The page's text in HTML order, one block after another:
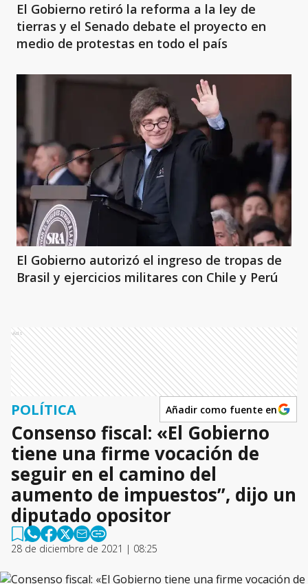
El Gobierno retiró la reforma a la ley de
tierras y el Senado debate el proyecto en
medio de protestas en todo el país
El Gobierno autorizó el ingreso de tropas de
Brasil y ejercicios militares con Chile y Perú
Ads
POLÍTICA Añadir como fuente en
Consenso fiscal: «El Gobierno
tiene una firme vocación de
seguir en el camino del
aumento de impuestos”, dijo un
diputado opositor
28 de diciembre de 2021 | 08:25